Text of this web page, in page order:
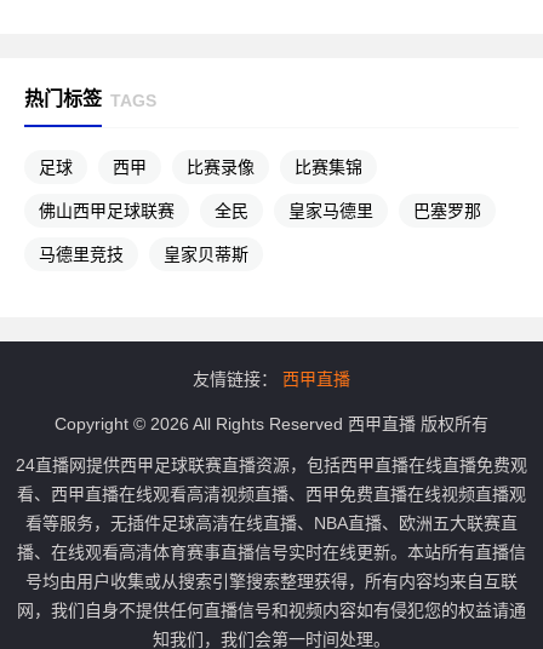
热门标签 TAGS
足球 西甲 比赛录像 比赛集锦
佛山西甲足球联赛 全民 皇家马德里 巴塞罗那
马德里竞技 皇家贝蒂斯
友情链接： 西甲直播
Copyright © 2026 All Rights Reserved 西甲直播 版权所有
24直播网提供西甲足球联赛直播资源，包括西甲直播在线直播免费观
看、西甲直播在线观看高清视频直播、西甲免费直播在线视频直播观
看等服务，无插件足球高清在线直播、NBA直播、欧洲五大联赛直
播、在线观看高清体育赛事直播信号实时在线更新。本站所有直播信
号均由用户收集或从搜索引擎搜索整理获得，所有内容均来自互联
网，我们自身不提供任何直播信号和视频内容如有侵犯您的权益请通
知我们，我们会第一时间处理。